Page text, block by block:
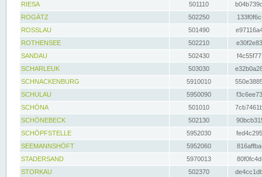
RIESA
501110
ROGÄTZ
502250
ROSSLAU
501490
ROTHENSEE
502210
SANDAU
502430
SCHARLEUK
503030
SCHNACKENBURG
5910010
SCHULAU
5950090
SCHÖNA
501010
SCHÖNEBECK
502130
SCHÖPFSTELLE
5952030
SEEMANNSHÖFT
5952060
STADERSAND
5970013
STORKAU
502370